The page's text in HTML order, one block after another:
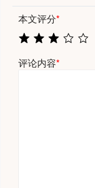
本文评分*
评论内容*